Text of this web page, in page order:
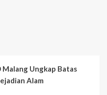
Malang Ungkap Batas
Alam